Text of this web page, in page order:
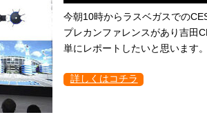
今朝10時からラスベガスでの
プレカンファレンスがあり吉田
単にレポートしたいと思います
詳しくはコチラ